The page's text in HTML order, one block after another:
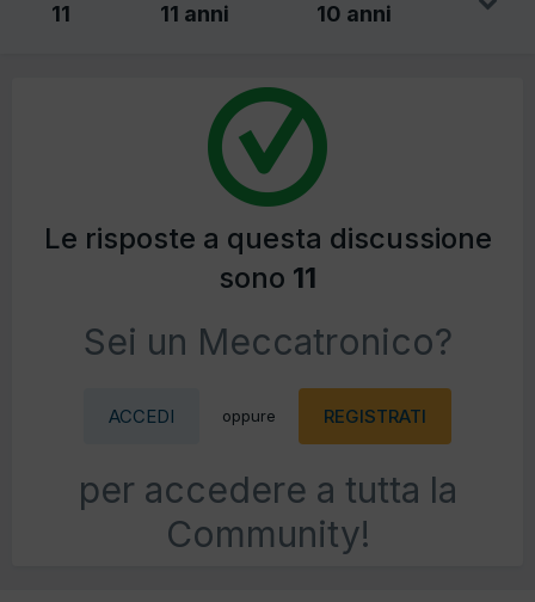
11 11 anni 10 anni
Le risposte a questa discussione
sono 11
Sei un Meccatronico?
ACCEDI oppure REGISTRATI
per accedere a tutta la
Community!